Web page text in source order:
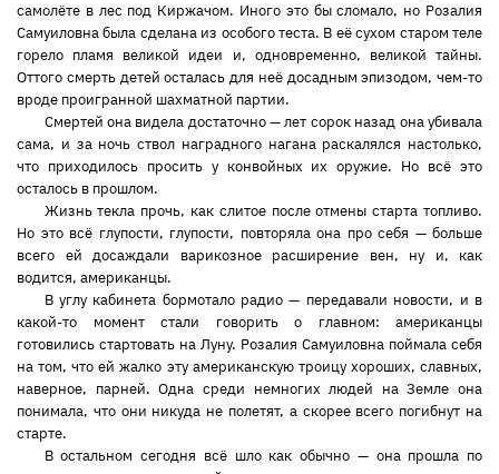
самолёте в лес под Киржачом. Иного это бы сломало, но Розалия
Самуиловна была сделана из особого теста. В её сухом старом теле
горело пламя великой идеи и, одновременно, великой тайны.
Оттого смерть детей осталась для неё досадным эпизодом, чем-то
вроде проигранной шахматной партии.
Смертей она видела достаточно — лет сорок назад она убивала
сама, и за ночь ствол наградного нагана раскалялся настолько,
что приходилось просить у конвойных их оружие. Но всё это
осталось в прошлом.
Жизнь текла прочь, как слитое после отмены старта топливо.
Но это всё глупости, глупости, повторяла она про себя — больше
всего ей досаждали варикозное расширение вен, ну и, как
водится, американцы.
В углу кабинета бормотало радио — передавали новости, и в
какой-то момент стали говорить о главном: американцы
готовились стартовать на Луну. Розалия Самуиловна поймала себя
на том, что ей жалко эту американскую троицу хороших, славных,
наверное, парней. Одна среди немногих людей на Земле она
понимала, что они никуда не полетят, а скорее всего погибнут на
старте.
В остальном сегодня всё шло как обычно — она прошла по